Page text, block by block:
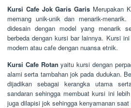
Kursi Cafe Jok Garis Garis Merupakan
memang unik-unik dan menarik-
didesain dengan model yang menarik
berbeda dengan kursi bar lainnya. Kursi
modern atau cafe dengan nuansa etnik.
Kursi Cafe Rotanyaitu kursi dengan
alami serta tambahan jok pada dudukan.
dijadikan sebagai kerangka utama
sandaran sehingga membuat kursi ini
juga dilapisi jok sehingga kenyamanan